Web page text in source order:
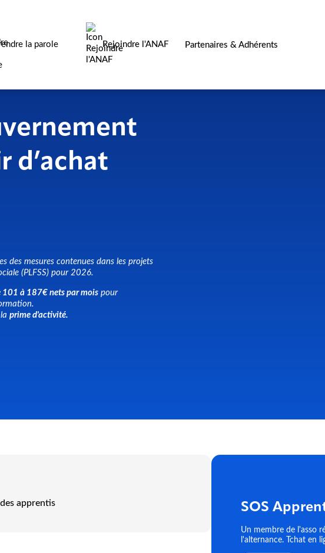
la parole Rejoindre l'ANAF Partenaires & Adhérents
d’achat
des mesures contenues dans les projets
(PLFSS) pour 2026.
101 à 187€ nets par moispour
prime d'activité.
apprentis
SOS
Un membre de l'asso
l'alternance. Tchat en